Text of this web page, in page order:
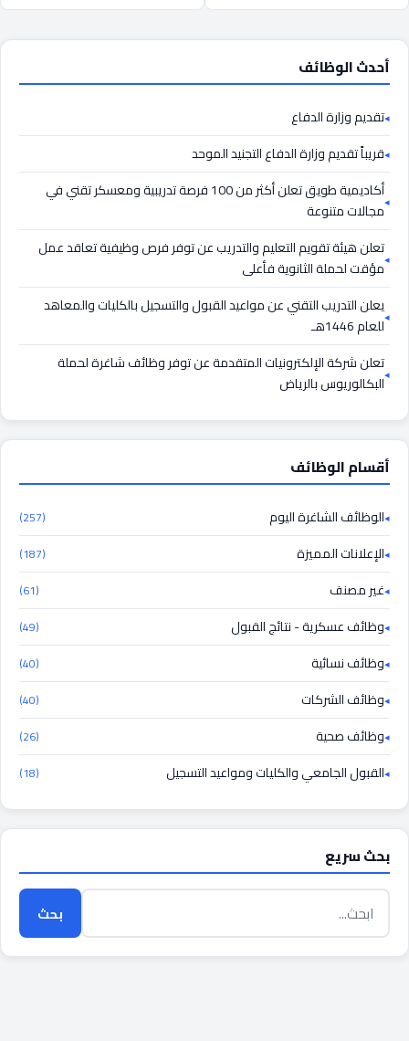
أحدث الوظائف
تقديم وزارة الدفاع
قريباً تقديم وزارة الدفاع التجنيد الموحد
أكاديمية طويق تعلن أكثر من 100 فرصة تدريبية ومعسكر تقني في
مجالات متنوعة
تعلن هيئة تقويم التعليم والتدريب عن توفر فرص وظيفية تعاقد عمل
مؤقت لحملة الثانوية فأعلى
يعلن التدريب التقني عن مواعيد القبول والتسجيل بالكليات والمعاهد
للعام 1446هـ
تعلن شركة الإلكترونيات المتقدمة عن توفر وظائف شاغرة لحملة
البكالوريوس بالرياض
أقسام الوظائف
الوظائف الشاغرة اليوم (257)
الإعلانات المميزة (187)
غير مصنف (61)
وظائف عسكرية - نتائج القبول (49)
وظائف نسائية (40)
وظائف الشركات (40)
وظائف صحية (26)
القبول الجامعي والكليات ومواعيد التسجيل (18)
بحث سريع
بحث